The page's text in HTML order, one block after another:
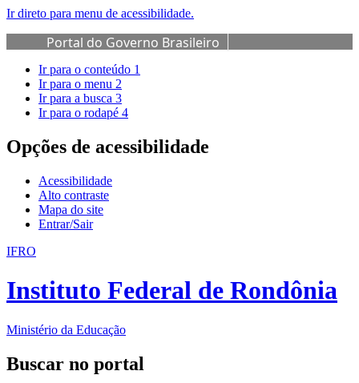
Ir direto para menu de acessibilidade.
Portal do Governo Brasileiro
Ir para o conteúdo 1
Ir para o menu 2
Ir para a busca 3
Ir para o rodapé 4
Opções de acessibilidade
Acessibilidade
Alto contraste
Mapa do site
Entrar/Sair
IFRO
Instituto Federal de Rondônia
Ministério da Educação
Buscar no portal